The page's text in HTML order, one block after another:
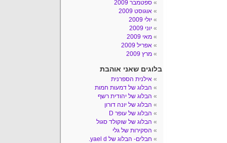
ספטמבר 2009
אוגוסט 2009
יולי 2009
יוני 2009
מאי 2009
אפריל 2009
מרץ 2009
בלוגים שאני אוהבת
אילנית הספרנית
הבלוג של דמעות חמות
הבלוג של יהודית רשף
הבלוג של יונה דורון
הבלוג של עופר D
הבלוג של שוקולד סגול
הסקירות של גלי
חבלים- הבלוג של yael d.